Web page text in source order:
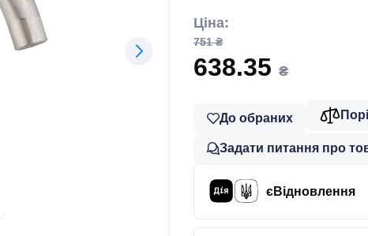
Ціна:
751 ₴
638.35 ₴
До обраних
Задати питання про
єВідновлення